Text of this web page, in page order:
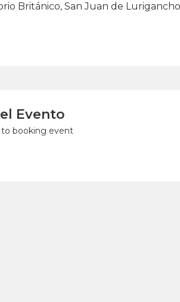
Británico, San Juan de Lurigancho
Evento
to booking event